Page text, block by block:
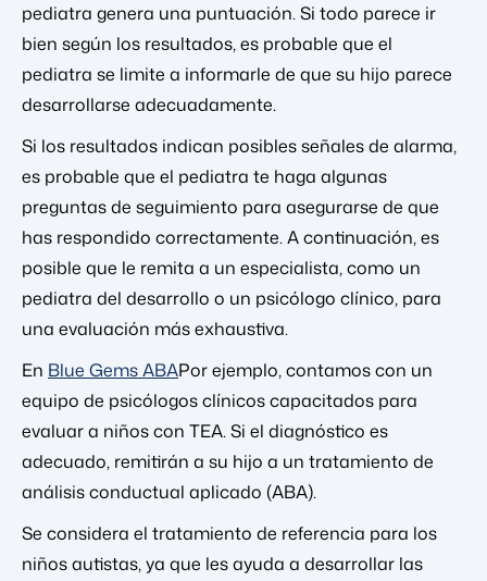
pediatra genera una puntuación. Si todo parece ir
bien según los resultados, es probable que el
pediatra se limite a informarle de que su hijo parece
desarrollarse adecuadamente.
Si los resultados indican posibles señales de alarma,
es probable que el pediatra te haga algunas
preguntas de seguimiento para asegurarse de que
has respondido correctamente. A continuación, es
posible que le remita a un especialista, como un
pediatra del desarrollo o un psicólogo clínico, para
una evaluación más exhaustiva.
En Blue Gems ABAPor ejemplo, contamos con un
equipo de psicólogos clínicos capacitados para
evaluar a niños con TEA. Si el diagnóstico es
adecuado, remitirán a su hijo a un tratamiento de
análisis conductual aplicado (ABA).
Se considera el tratamiento de referencia para los
niños autistas, ya que les ayuda a desarrollar las